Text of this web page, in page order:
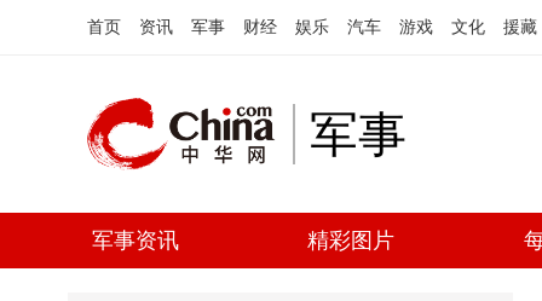
首页 资讯 军事 财经 娱乐 汽车 游戏 文化 援藏
军事
军事资讯 精彩图片